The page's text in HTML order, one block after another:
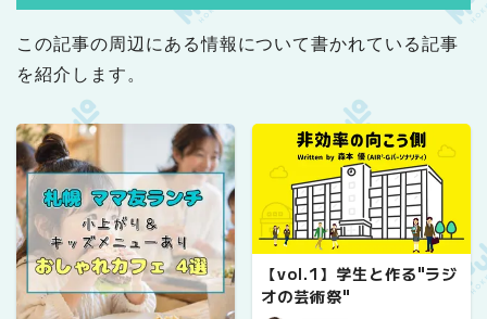
この記事の周辺にある情報について書かれている記事
を紹介します。
【vol.1】学生と作る"ラジ
オの芸術祭"